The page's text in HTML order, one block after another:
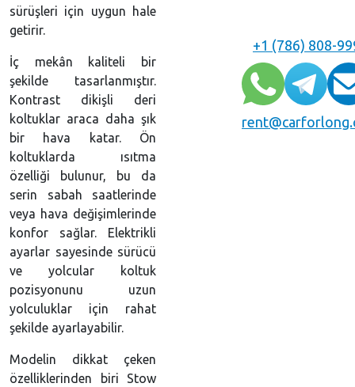
+1 (786) 808-
sürüşleri için uygun hale
getirir.
İç mekân kaliteli bir
şekilde tasarlanmıştır.
Kontrast dikişli deri
koltuklar araca daha şık
bir hava katar. Ön
koltuklarda ısıtma
özelliği bulunur, bu da
serin sabah saatlerinde
veya hava değişimlerinde
konfor sağlar. Elektrikli
ayarlar sayesinde sürücü
ve yolcular koltuk
pozisyonunu uzun
yolculuklar için rahat
şekilde ayarlayabilir.
Modelin dikkat çeken
özelliklerinden biri Stow